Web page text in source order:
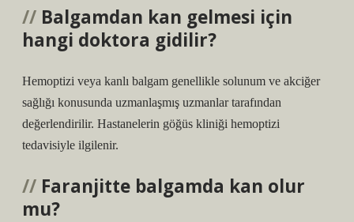
Balgamdan kan gelmesi için
hangi doktora gidilir?
Hemoptizi veya kanlı balgam genellikle solunum ve akciğer
sağlığı konusunda uzmanlaşmış uzmanlar tarafından
değerlendirilir. Hastanelerin göğüs kliniği hemoptizi
tedavisiyle ilgilenir.
Faranjitte balgamda kan olur
mu?